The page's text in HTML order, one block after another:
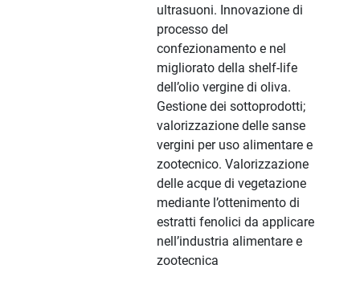
ultrasuoni. Innovazione di
processo del
confezionamento e nel
migliorato della shelf-life
dell’olio vergine di oliva.
Gestione dei sottoprodotti;
valorizzazione delle sanse
vergini per uso alimentare e
zootecnico. Valorizzazione
delle acque di vegetazione
mediante l’ottenimento di
estratti fenolici da applicare
nell’industria alimentare e
zootecnica